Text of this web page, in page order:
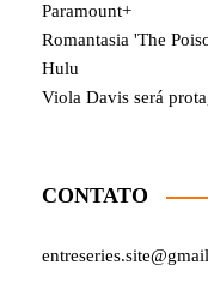
Paramount+
Romantasia 'The
Hulu
Viola Davis será
CONTATO